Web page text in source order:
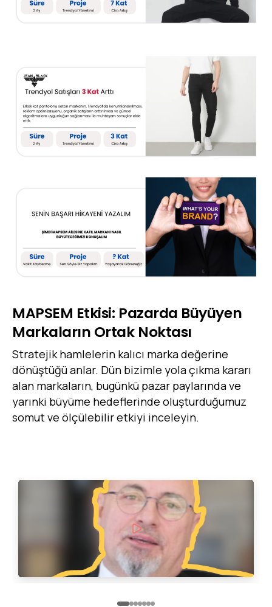
MAPSEM Etkisi: Pazarda Büyüyen
Markaların Ortak Noktası
Stratejik hamlelerin kalıcı marka değerine
dönüştüğü anlar. Dün bizimle yola çıkma kararı
alan markaların, bugünkü pazar paylarında ve
yarınki büyüme hedeflerinde oluşturduğumuz
somut ve ölçülebilir etkiyi inceleyin.